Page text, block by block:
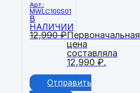
12,990₽Первоначальная
цена
составляла
12,990 ₽.
Арт.:
MWLC100S01
В
НАЛИЧИИ
Отправить